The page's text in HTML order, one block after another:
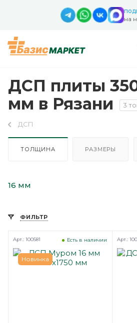
на
ДСП плиты
мм в Рязани
3
ДСП
ТОЛЩИНА РАЗМЕРЫ
16 мм
ФИЛЬТР
Новинка
Есть в наличии
Арт.: 100581 Арт.: